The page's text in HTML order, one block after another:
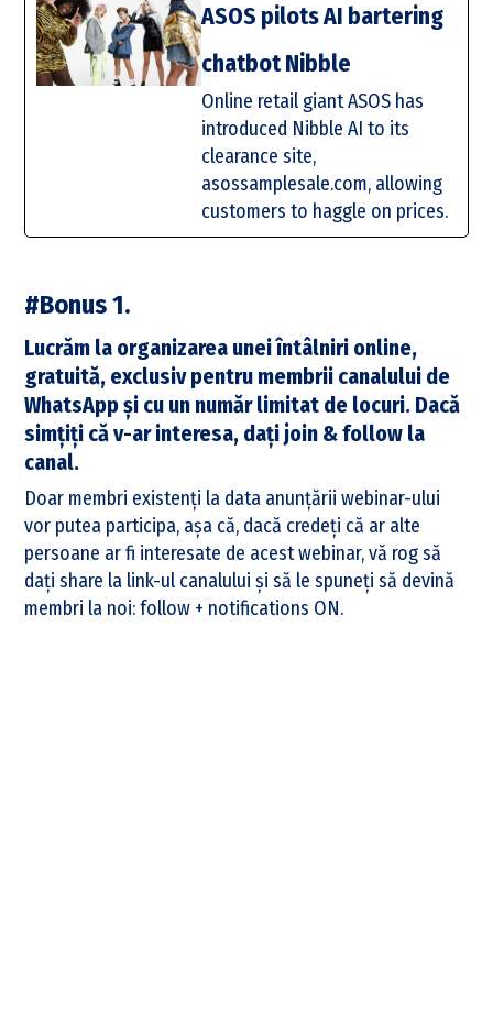
ASOS pilots AI bartering
chatbot Nibble
Online retail giant ASOS has
introduced Nibble AI to its
clearance site,
asossamplesale.com, allowing
customers to haggle on prices.
#Bonus 1.
Lucrăm la organizarea unei întâlniri online,
gratuită, exclusiv pentru membrii canalului de
WhatsApp și cu un număr limitat de locuri. Dacă
simțiți că v-ar interesa, dați join & follow la
canal.
Doar membri existenți la data anunțării webinar-ului
vor putea participa, așa că, dacă credeți că ar alte
persoane ar fi interesate de acest webinar, vă rog să
dați share la link-ul canalului și să le spuneți să devină
membri la noi: follow + notifications ON.